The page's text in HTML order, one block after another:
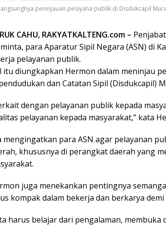
peninjauan pelayana publik di Disdukcapil
CAHU, RAKYATKALTENG.com –
para Aparatur Sipil Negara (ASN) di
pelayanan publik.
itu diungkapkan Hermon dalam meninjau
dan Catatan Sipil (Disdukcapil)
dengan pelayanan publik kepada
pelayanan kepada masyarakat,” kata
mengingatkan para ASN agar pelayanan
khususnya di perangkat daerah yang
juga menekankan pentingnya
kompak dalam bekerja dan berkarya
harus belajar dari pengalaman,